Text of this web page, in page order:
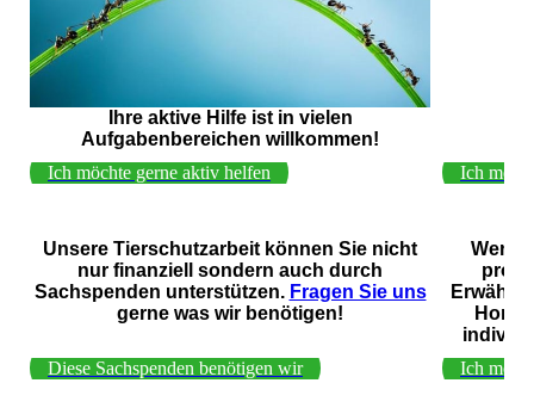
Ihre aktive Hilfe ist in vielen
Aufgabenbereichen willkommen!
Ich möchte gerne aktiv helfen Ich
Unsere Tierschutzarbeit können Sie nicht
nur finanziell sondern auch durch
Sachspenden unterstützen. Fragen Sie uns
gerne was wir benötigen!
Diese Sachspenden benötigen wir
Ich